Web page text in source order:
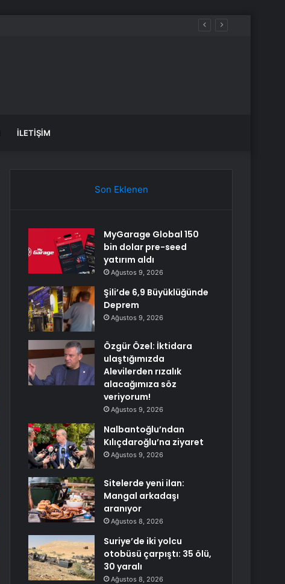
İLETIŞIM
Son Eklenen
MyGarage Global 150
bin dolar pre-seed
yatırım aldı
Ağustos 9, 2026
Şili’de 6,9 Büyüklüğünde
Deprem
Ağustos 9, 2026
Özgür Özel: İktidara
ulaştığımızda
Alevilerden rızalık
alacağımıza söz
veriyorum!
Ağustos 9, 2026
Nalbantoğlu’ndan
Kılıçdaroğlu’na ziyaret
Ağustos 9, 2026
Sitelerde yeni ilan:
Mangal arkadaşı
aranıyor
Ağustos 8, 2026
Suriye’de iki yolcu
otobüsü çarpıştı: 35 ölü,
30 yaralı
Ağustos 8, 2026